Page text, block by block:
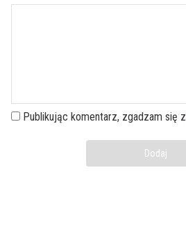
Publikując komentarz, zgadzam się z
Dodaj